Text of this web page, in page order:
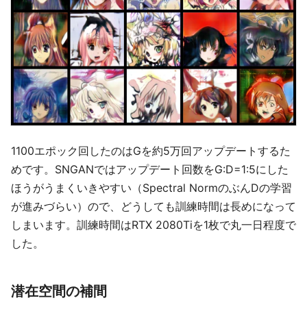
1100エポック回したのはGを約5万回アップデートするた
めです。SNGANではアップデート回数をG:D=1:5にした
ほうがうまくいきやすい（Spectral NormのぶんDの学習
が進みづらい）ので、どうしても訓練時間は長めになって
しまいます。訓練時間はRTX 2080Tiを1枚で丸一日程度で
した。
潜在空間の補間